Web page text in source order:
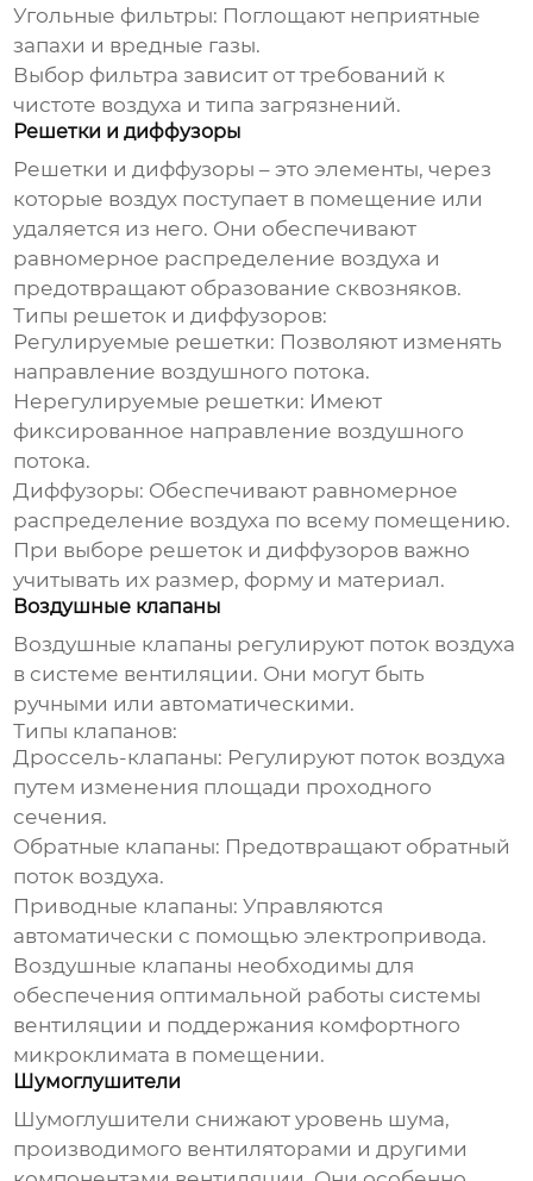
Угольные фильтры: Поглощают неприятные
запахи и вредные газы.
Выбор фильтра зависит от требований к
чистоте воздуха и типа загрязнений.
Решетки и диффузоры
Решетки и диффузоры – это элементы, через
которые воздух поступает в помещение или
удаляется из него. Они обеспечивают
равномерное распределение воздуха и
предотвращают образование сквозняков.
Типы решеток и диффузоров:
Регулируемые решетки: Позволяют изменять
направление воздушного потока.
Нерегулируемые решетки: Имеют
фиксированное направление воздушного
потока.
Диффузоры: Обеспечивают равномерное
распределение воздуха по всему помещению.
При выборе решеток и диффузоров важно
учитывать их размер, форму и материал.
Воздушные клапаны
Воздушные клапаны регулируют поток воздуха
в системе вентиляции. Они могут быть
ручными или автоматическими.
Типы клапанов:
Дроссель-клапаны: Регулируют поток воздуха
путем изменения площади проходного
сечения.
Обратные клапаны: Предотвращают обратный
поток воздуха.
Приводные клапаны: Управляются
автоматически с помощью электропривода.
Воздушные клапаны необходимы для
обеспечения оптимальной работы системы
вентиляции и поддержания комфортного
микроклимата в помещении.
Шумоглушители
Шумоглушители снижают уровень шума,
производимого вентиляторами и другими